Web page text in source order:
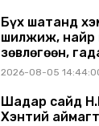
Бүх шатанд
шилжиж, найр
зөвлөгөөн,
хориглолоо
2026-08-05
Шадар сайд
Хэнтий